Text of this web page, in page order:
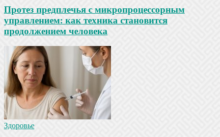
Протез предплечья с микропроцессорным
управлением: как техника становится
продолжением человека
Здоровье